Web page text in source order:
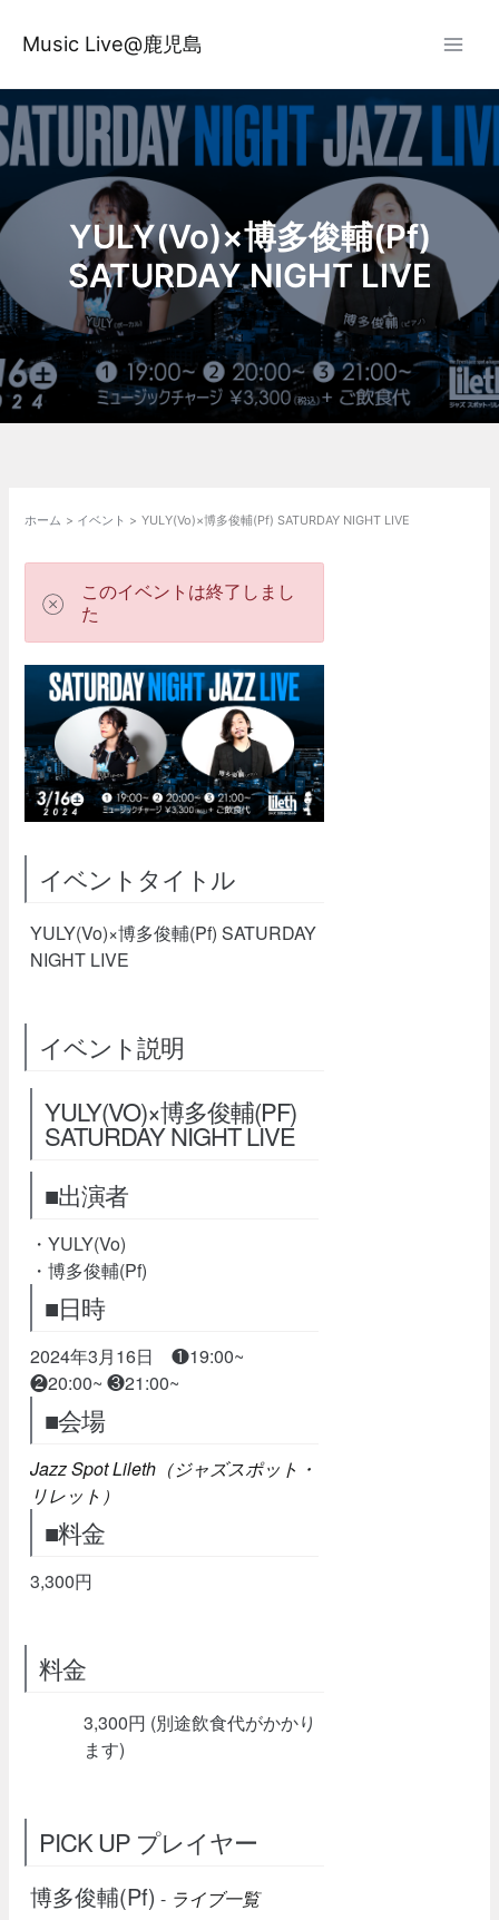
ス
キ
ッ
プ
Music Live@鹿児島
YULY(Vo)×博多俊輔(Pf)
SATURDAY NIGHT LIVE
ホーム イベント YULY(Vo)×博多俊輔(Pf) SATURDAY NIGHT LIVE
このイベントは終了しまし
た
イベントタイトル
YULY(Vo)×博多俊輔(Pf) SATURDAY
NIGHT LIVE
イベント説明
YULY(VO)×博多俊輔(PF)
SATURDAY NIGHT LIVE
■出演者
・YULY(Vo)
・博多俊輔(Pf)
■日時
2024年3月16日 ❶19:00~
❷20:00~ ❸21:00~
■会場
Jazz Spot Lileth（ジャズスポット・
リレット）
■料金
3,300円
料金
3,300円 (別途飲食代がかかり
ます)
PICK UP プレイヤー
博多俊輔(Pf) - ライブ一覧